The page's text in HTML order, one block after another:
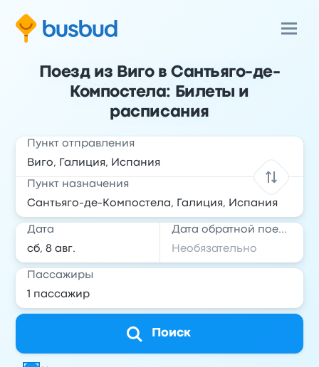
Поезд из Виго в Сантьяго-де-
Компостела: Билеты и
расписания
Пункт отправления
Пункт назначения
Дата Дата обратной поездки
Пассажиры
Поиск